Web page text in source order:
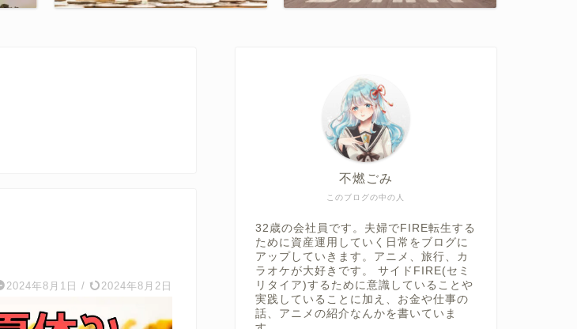
2024年8月1日 / 2024年8月2日
このブログの中の人
不燃ごみ
32歳の会社員です。夫婦でFIRE転生する
ために資産運用していく日常をブログに
アップしていきます。アニメ、旅行、カ
ラオケが大好きです。 サイドFIRE(セミ
リタイア)するために意識していることや
実践していることに加え、お金や仕事の
話、アニメの紹介なんかを書いていま